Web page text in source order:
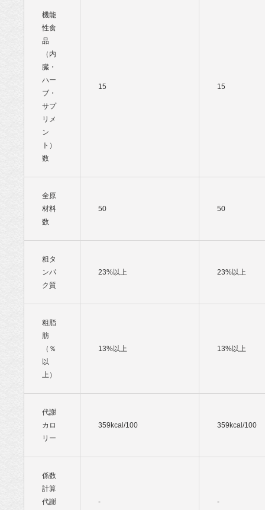
機能
性食
品
（内
臓・
ハー
ブ・
サプ
リメ
ン
ト）
数
15 15
全原
材料
数
50 50
粗タ
ンパ
ク質
23%以上 23%以上
粗脂
肪
（％
以
上）
13%以上 13%以上
代謝
カロ
リー
359kcal/100 359kcal/100
係数
計算
代謝
- -